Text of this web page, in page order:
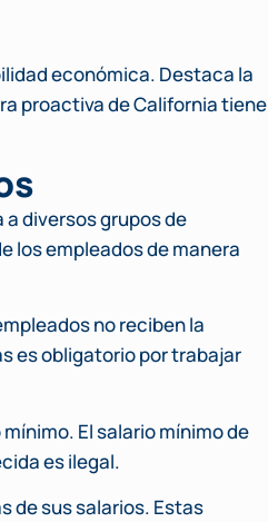
económica. Destaca la
proactiva de California tiene
diversos grupos de
los empleados de manera
no reciben la
es obligatorio por trabajar
El salario mínimo de
es ilegal.
de sus salarios. Estas